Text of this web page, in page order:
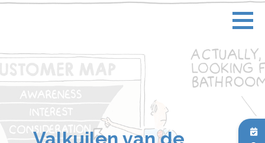
Valkuilen van de